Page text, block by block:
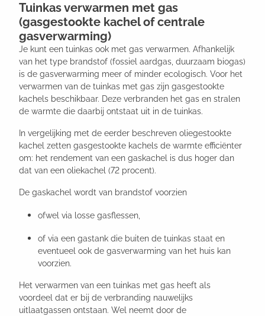
Tuinkas verwarmen met gas
(gasgestookte kachel of centrale
gasverwarming)
Je kunt een tuinkas ook met gas verwarmen. Afhankelijk
van het type brandstof (fossiel aardgas, duurzaam biogas)
is de gasverwarming meer of minder ecologisch. Voor het
verwarmen van de tuinkas met gas zijn gasgestookte
kachels beschikbaar. Deze verbranden het gas en stralen
de warmte die daarbij ontstaat uit in de tuinkas.
In vergelijking met de eerder beschreven oliegestookte
kachel zetten gasgestookte kachels de warmte efficiënter
om: het rendement van een gaskachel is dus hoger dan
dat van een oliekachel (72 procent).
De gaskachel wordt van brandstof voorzien
ofwel via losse gasflessen,
of via een gastank die buiten de tuinkas staat en
eventueel ook de gasverwarming van het huis kan
voorzien.
Het verwarmen van een tuinkas met gas heeft als
voordeel dat er bij de verbranding nauwelijks
uitlaatgassen ontstaan. Wel neemt door de